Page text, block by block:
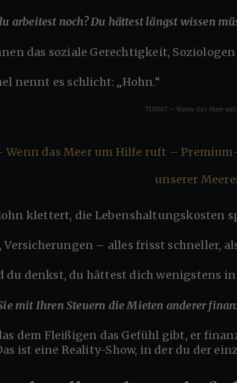
du arbeitest noch? Du hättest längst wissen
das soziale Gerechtigkeit,
nennt es schlicht: „Hohn.“
TIMMY – Wenn das Meer
klettert, die Lebenshaltungskosten
Versicherungen – alles frisst schneller,
du denkst, du hättest dich wenigstens
Sie mit Ihren Steuern die Mieten anderer
ist eine Reality-Show, in der du der